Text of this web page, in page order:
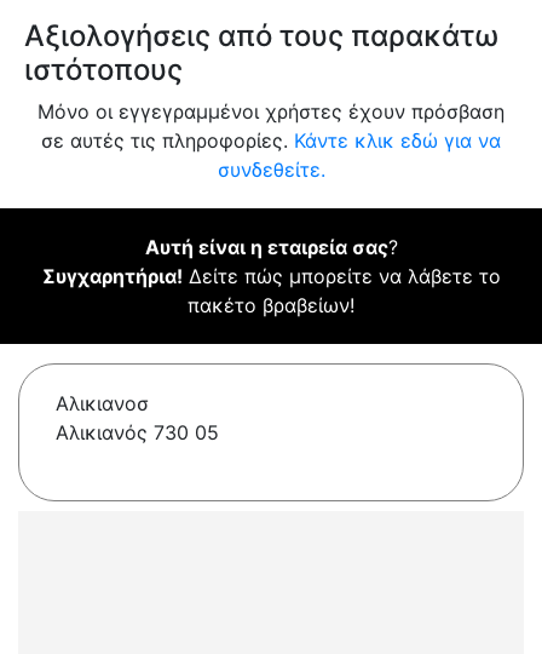
Αξιολογήσεις από τους παρακάτω
ιστότοπους
Μόνο οι εγγεγραμμένοι χρήστες έχουν πρόσβαση
σε αυτές τις πληροφορίες. Κάντε κλικ εδώ για να
συνδεθείτε.
Αυτή είναι η εταιρεία σας?
Συγχαρητήρια! Δείτε πώς μπορείτε να λάβετε το
πακέτο βραβείων!
Αλικιανοσ
Αλικιανός 730 05